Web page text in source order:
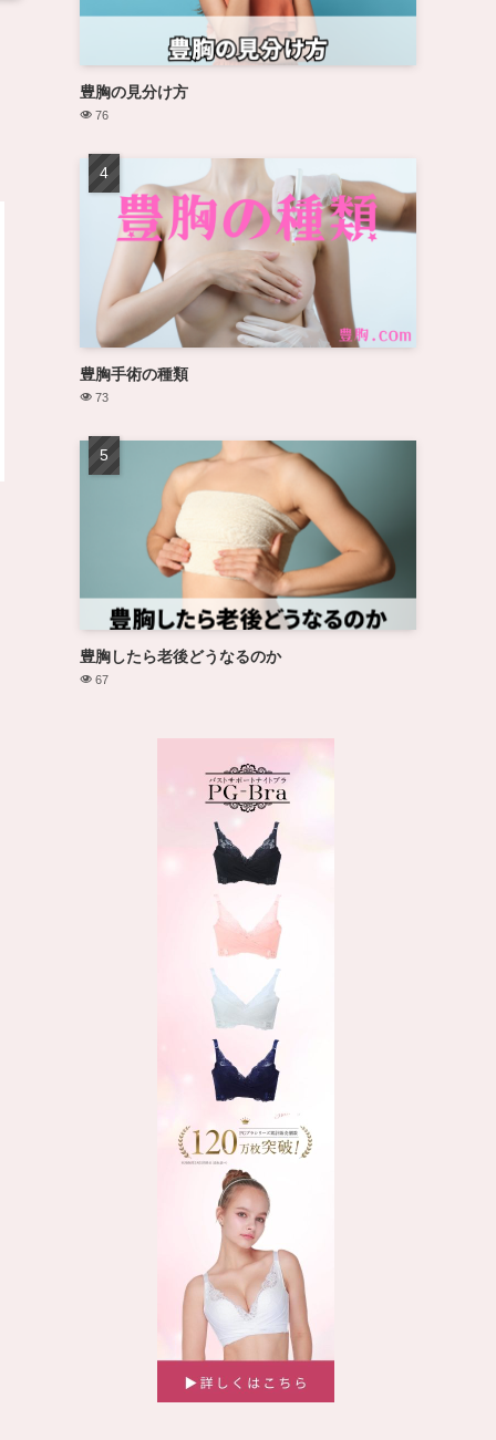
豊胸の見分け方
76
豊胸手術の種類
73
豊胸したら老後どうなるのか
67